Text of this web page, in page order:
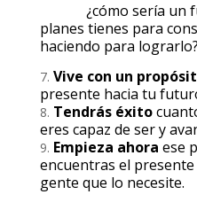
¿cómo sería un
planes tienes para
haciendo para lograrlo?
Vive con un
presente hacia tu
Tendrás éxito
eres capaz de ser y
Empieza ahora ese
encuentras el
gente que lo necesite.